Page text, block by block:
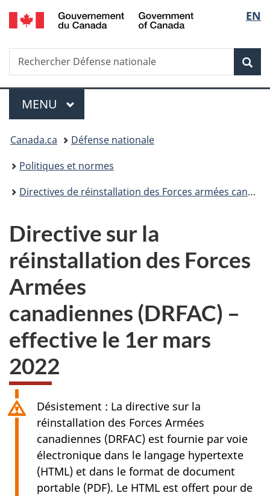
Passer
au
principal
Passer
à
Au
du
Passer
à
version
simplifiée
de
la
EN
Recherche
Rechercher
Défense
Menu
MENU PRINCIPAL
Vous
êtes
ici :
Canada.ca
Défense nationale
Politiques et normes
Directives de réinstallation des Forces armées canadiennes
Directive sur la
réinstallation des Forces
Armées
canadiennes (DRFAC) –
effective le 1er mars
2022
Désistement : La directive sur la
réinstallation des Forces Armées
canadiennes (DRFAC) est fournie par voie
électronique dans le langage hypertexte
(HTML) et dans le format de document
portable (PDF). Le HTML est offert pour de